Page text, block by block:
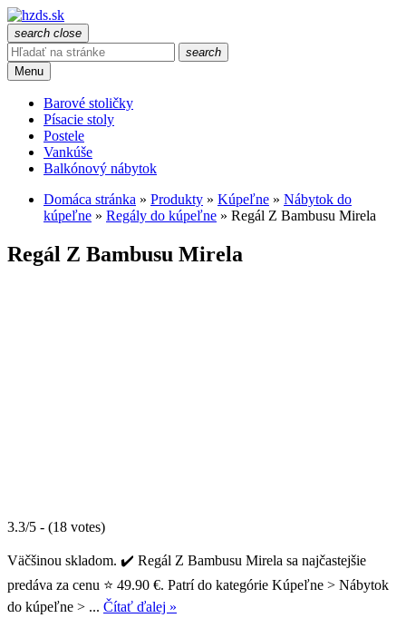
search close
search
Menu
Barové stoličky
Písacie stoly
Postele
Vankúše
Balkónový nábytok
Domáca stránka » Produkty » Kúpeľne » Nábytok do
kúpeľne » Regály do kúpeľne » Regál Z Bambusu Mirela
Regál Z Bambusu Mirela
3.3/5 - (18 votes)
Väčšinou skladom. ✔️ Regál Z Bambusu Mirela sa najčastejšie
predáva za cenu ⭐ 49.90 €. Patrí do kategórie Kúpeľne > Nábytok
do kúpeľne > ... Čítať ďalej »